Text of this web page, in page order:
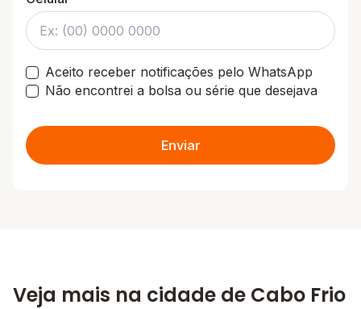
Aceito receber notificações pelo WhatsApp
Não encontrei a bolsa ou série que desejava
Enviar
Veja mais na cidade de Cabo Frio